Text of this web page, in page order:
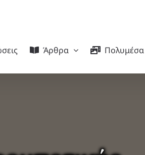
Άρθρα Πολυμέσα